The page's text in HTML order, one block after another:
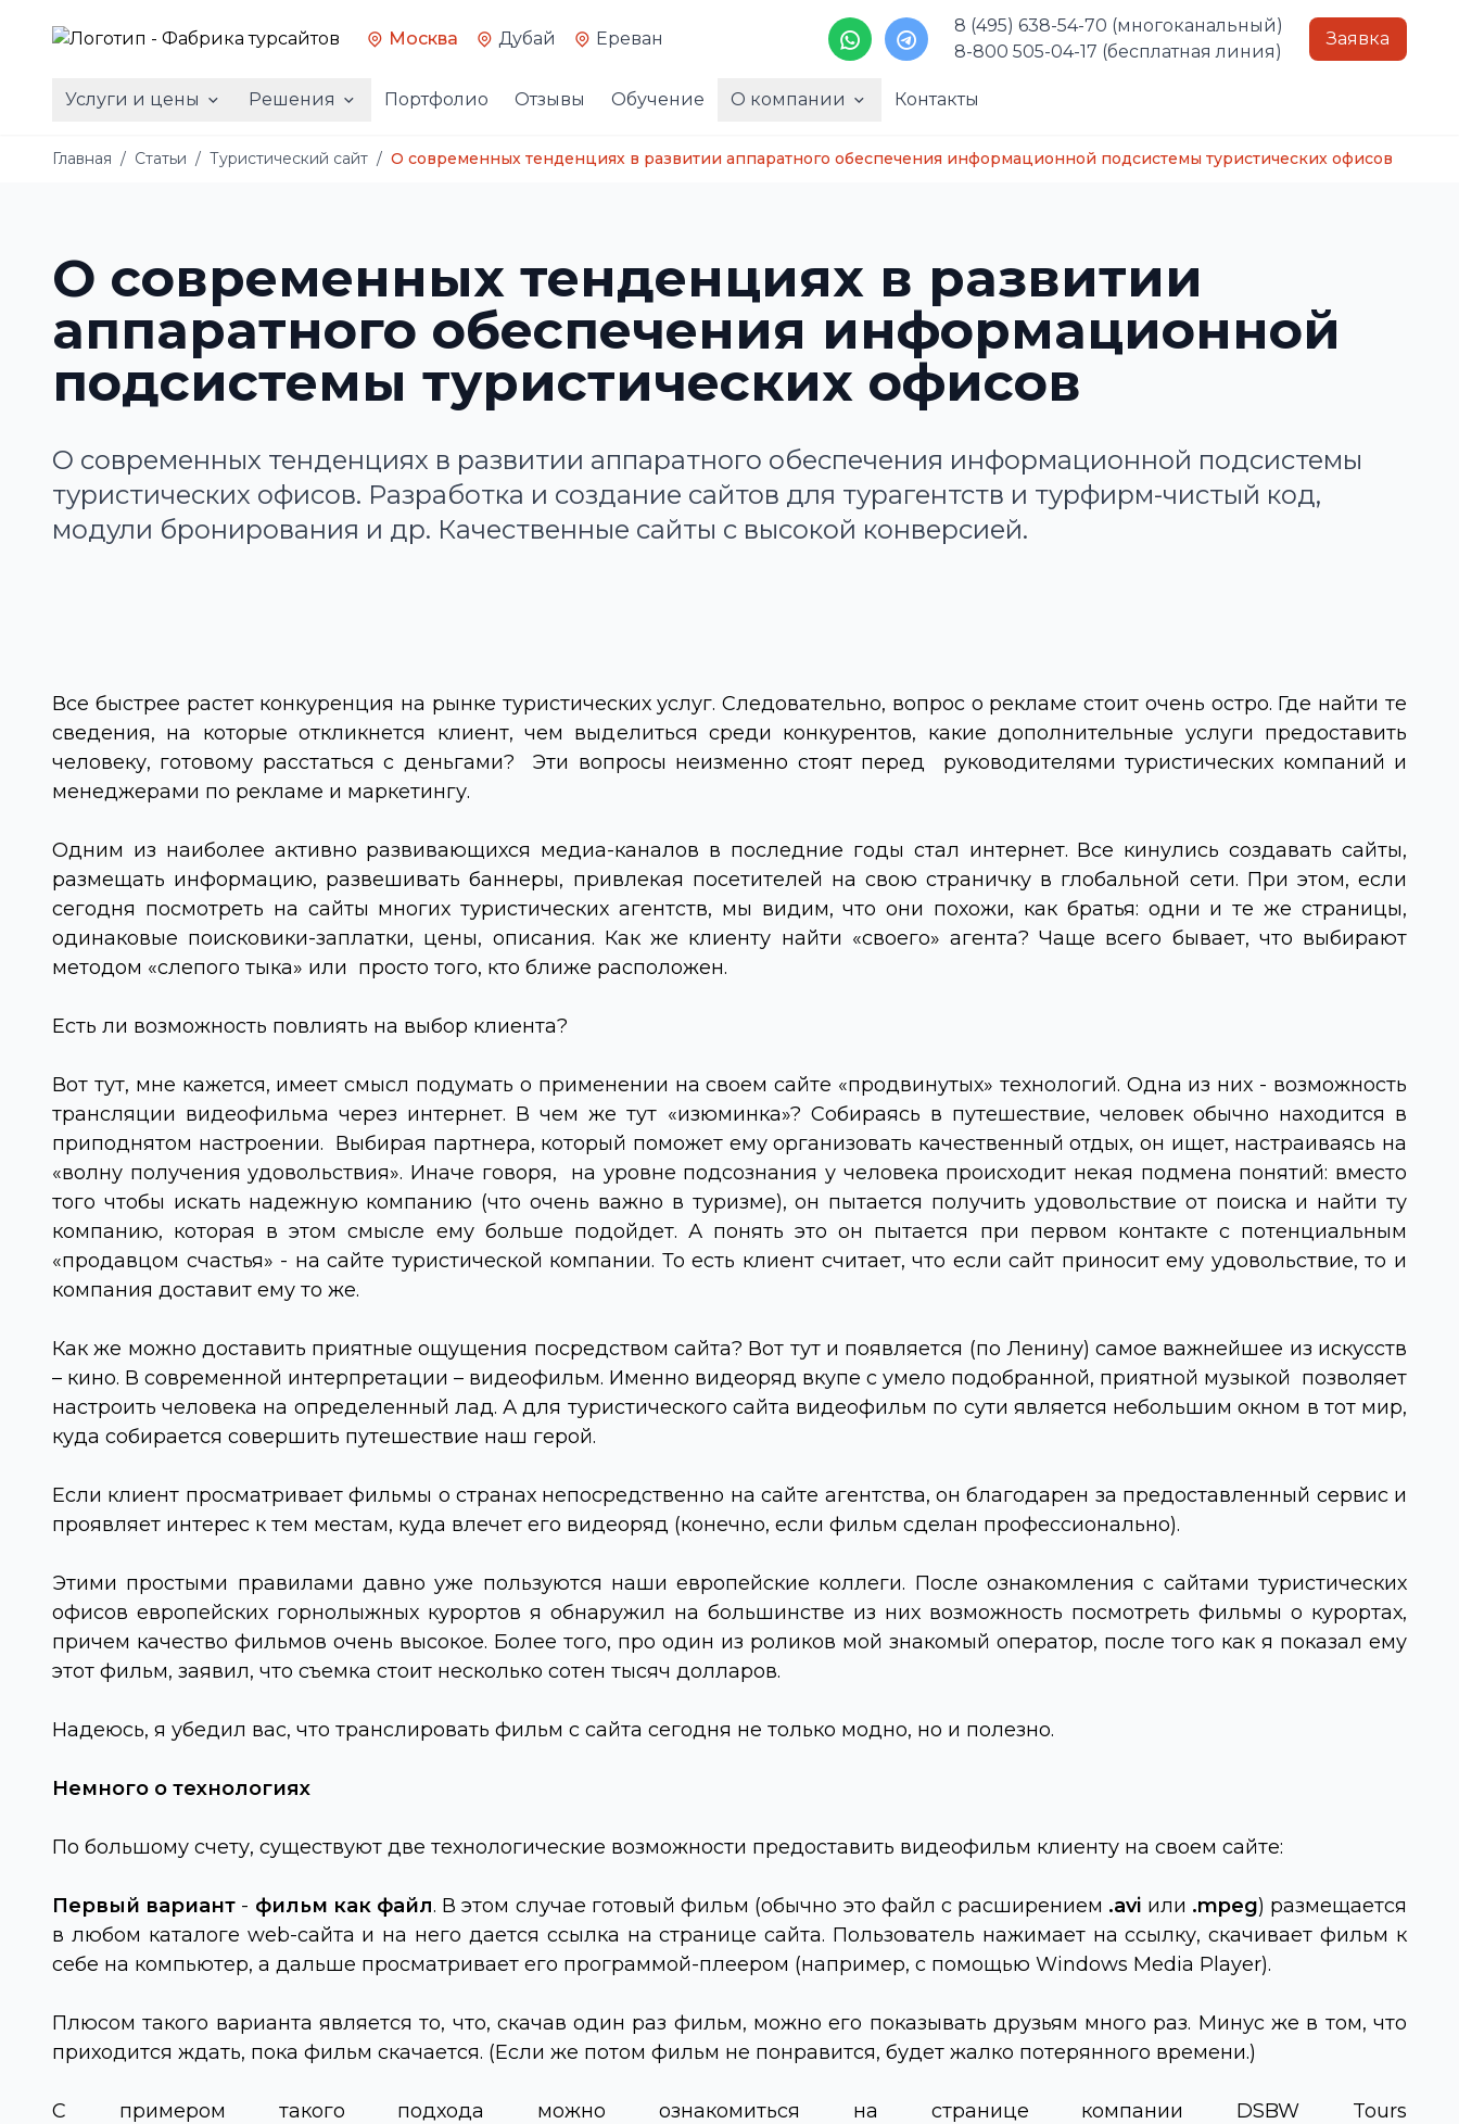
Москва Дубай Ереван
8 (495) 638-54-70 (многоканальный)
8-800 505-04-17 (бесплатная линия)
Заявка
Услуги и цены Решения Портфолио Отзывы Обучение О компании Контакты
Главная / Статьи / Туристический сайт / О современных тенденциях в развитии аппаратного обеспечения информационной подсистемы туристических офисов
О современных тенденциях в развитии
аппаратного обеспечения информационной
подсистемы туристических офисов
О современных тенденциях в развитии аппаратного обеспечения информационной подсистемы
туристических офисов. Разработка и создание сайтов для турагентств и турфирм-чистый код,
модули бронирования и др. Качественные сайты с высокой конверсией.
Все быстрее растет конкуренция на рынке туристических услуг. Следовательно, вопрос о рекламе стоит очень остро. Где найти те
сведения, на которые откликнется клиент, чем выделиться среди конкурентов, какие дополнительные услуги предоставить
человеку, готовому расстаться с деньгами? Эти вопросы неизменно стоят перед руководителями туристических компаний и
менеджерами по рекламе и маркетингу.
Одним из наиболее активно развивающихся медиа-каналов в последние годы стал интернет. Все кинулись создавать сайты,
размещать информацию, развешивать баннеры, привлекая посетителей на свою страничку в глобальной сети. При этом, если
сегодня посмотреть на сайты многих туристических агентств, мы видим, что они похожи, как братья: одни и те же страницы,
одинаковые поисковики-заплатки, цены, описания. Как же клиенту найти «своего» агента? Чаще всего бывает, что выбирают
методом «слепого тыка» или просто того, кто ближе расположен.
Есть ли возможность повлиять на выбор клиента?
Вот тут, мне кажется, имеет смысл подумать о применении на своем сайте «продвинутых» технологий. Одна из них - возможность
трансляции видеофильма через интернет. В чем же тут «изюминка»? Собираясь в путешествие, человек обычно находится в
приподнятом настроении. Выбирая партнера, который поможет ему организовать качественный отдых, он ищет, настраиваясь на
«волну получения удовольствия». Иначе говоря, на уровне подсознания у человека происходит некая подмена понятий: вместо
того чтобы искать надежную компанию (что очень важно в туризме), он пытается получить удовольствие от поиска и найти ту
компанию, которая в этом смысле ему больше подойдет. А понять это он пытается при первом контакте с потенциальным
«продавцом счастья» - на сайте туристической компании. То есть клиент считает, что если сайт приносит ему удовольствие, то и
компания доставит ему то же.
Как же можно доставить приятные ощущения посредством сайта? Вот тут и появляется (по Ленину) самое важнейшее из искусств
– кино. В современной интерпретации – видеофильм. Именно видеоряд вкупе с умело подобранной, приятной музыкой позволяет
настроить человека на определенный лад. А для туристического сайта видеофильм по сути является небольшим окном в тот мир,
куда собирается совершить путешествие наш герой.
Если клиент просматривает фильмы о странах непосредственно на сайте агентства, он благодарен за предоставленный сервис и
проявляет интерес к тем местам, куда влечет его видеоряд (конечно, если фильм сделан профессионально).
Этими простыми правилами давно уже пользуются наши европейские коллеги. После ознакомления с сайтами туристических
офисов европейских горнолыжных курортов я обнаружил на большинстве из них возможность посмотреть фильмы о курортах,
причем качество фильмов очень высокое. Более того, про один из роликов мой знакомый оператор, после того как я показал ему
этот фильм, заявил, что съемка стоит несколько сотен тысяч долларов.
Надеюсь, я убедил вас, что транслировать фильм с сайта сегодня не только модно, но и полезно.
Немного о технологиях
По большому счету, существуют две технологические возможности предоставить видеофильм клиенту на своем сайте:
Первый вариант - фильм как файл. В этом случае готовый фильм (обычно это файл с расширением .avi или .mpeg) размещается
в любом каталоге web-сайта и на него дается ссылка на странице сайта. Пользователь нажимает на ссылку, скачивает фильм к
себе на компьютер, а дальше просматривает его программой-плеером (например, с помощью Windows Media Player).
Плюсом такого варианта является то, что, скачав один раз фильм, можно его показывать друзьям много раз. Минус же в том, что
приходится ждать, пока фильм скачается. (Если же потом фильм не понравится, будет жалко потерянного времени.)
C примером такого подхода можно ознакомиться на странице компании DSBW
Tours